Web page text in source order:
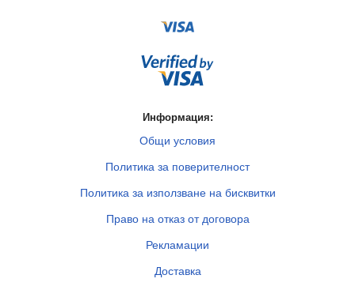
Информация:
Общи условия
Политика за поверителност
Политика за използване на бисквитки
Право на отказ от договора
Рекламации
Доставка